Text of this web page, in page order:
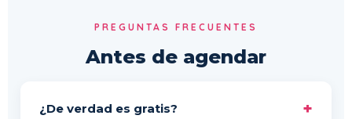
PREGUNTAS FRECUENTES
Antes de agendar
¿De verdad es gratis? +